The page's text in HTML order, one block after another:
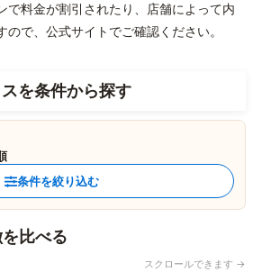
で料金が割引されたり、店舗によって内
で、公式サイトでご確認ください。
を条件から探す
条件を絞り込む
比べる
スクロールできます →